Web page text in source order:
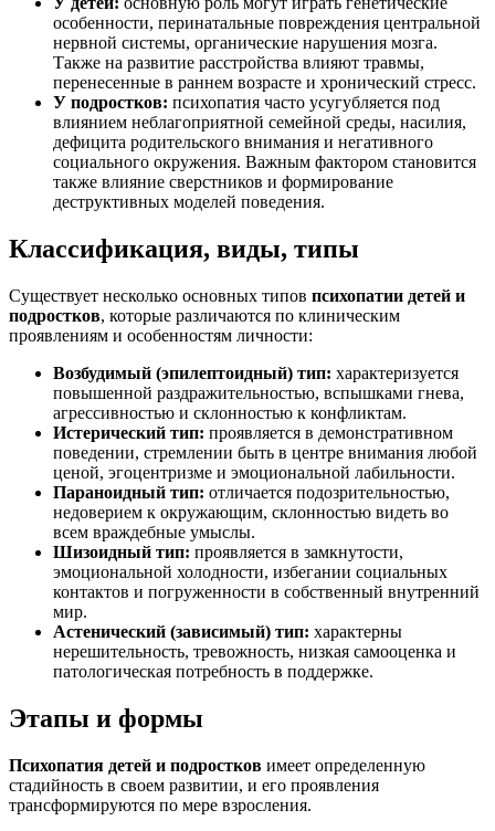
особенности, перинатальные повреждения центральной
нервной системы, органические нарушения мозга.
Также на развитие расстройства влияют травмы,
перенесенные в раннем возрасте и хронический стресс.
У подростков: психопатия часто усугубляется под
влиянием неблагоприятной семейной среды, насилия,
дефицита родительского внимания и негативного
социального окружения. Важным фактором становится
также влияние сверстников и формирование
деструктивных моделей поведения.
Классификация, виды, типы
Существует несколько основных типов психопатии детей и
подростков, которые различаются по клиническим
проявлениям и особенностям личности:
Возбудимый (эпилептоидный) тип: характеризуется
повышенной раздражительностью, вспышками гнева,
агрессивностью и склонностью к конфликтам.
Истерический тип: проявляется в демонстративном
поведении, стремлении быть в центре внимания любой
ценой, эгоцентризме и эмоциональной лабильности.
Параноидный тип: отличается подозрительностью,
недоверием к окружающим, склонностью видеть во
всем враждебные умыслы.
Шизоидный тип: проявляется в замкнутости,
эмоциональной холодности, избегании социальных
контактов и погруженности в собственный внутренний
мир.
Астенический (зависимый) тип: характерны
нерешительность, тревожность, низкая самооценка и
патологическая потребность в поддержке.
Этапы и формы
Психопатия детей и подростков имеет определенную
стадийность в своем развитии, и его проявления
трансформируются по мере взросления.